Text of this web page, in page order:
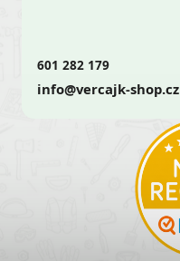
601 282 179
info@vercajk-shop.cz